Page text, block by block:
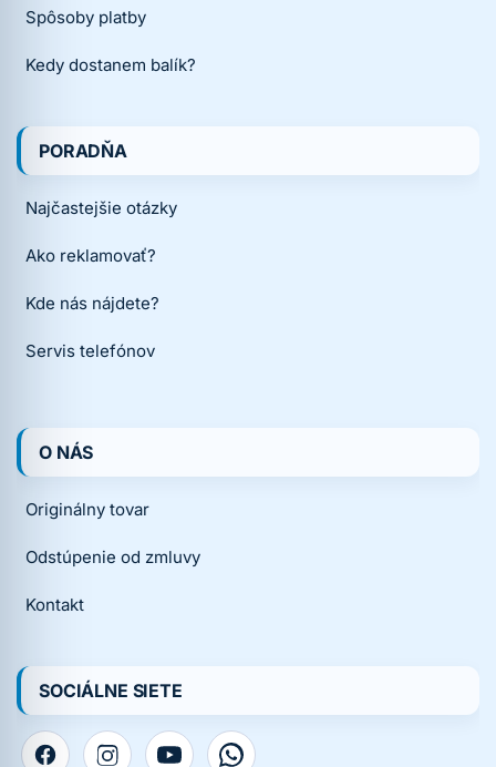
Spôsoby platby
Kedy dostanem balík?
PORADŇA
Najčastejšie otázky
Ako reklamovať?
Kde nás nájdete?
Servis telefónov
O NÁS
Originálny tovar
Odstúpenie od zmluvy
Kontakt
SOCIÁLNE SIETE